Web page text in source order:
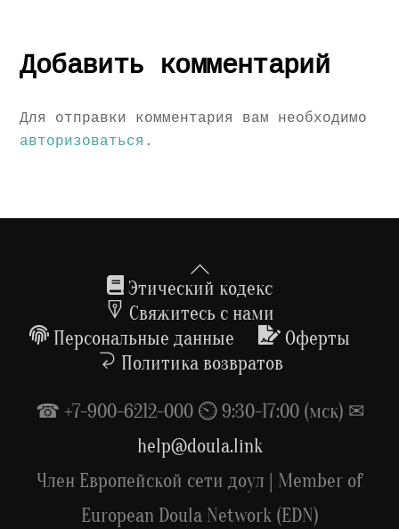
Добавить комментарий
Для отправки комментария вам необходимо
авторизоваться .
Back
To
Top
Этический кодекс
Свяжитесь с нами
Персональные данные
Оферты
Политика возвратов
☎ +7-900-6212-000 ⏲ 9:30-17:00 (мск) ✉
help@doula.link
Член Европейской сети доул | Member of
European Doula Network (EDN)